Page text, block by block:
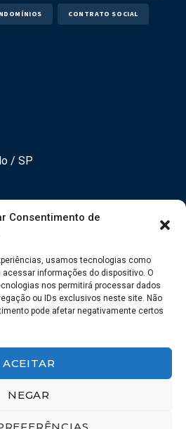
Consentimento de
usamos tecnologias como
informações do dispositivo. O
nos permitirá processar dados
ou IDs exclusivos neste site. Não
pode afetar negativamente certos
ACEITAR
NEGAR
CONTRATO SOCIAL
/ SP